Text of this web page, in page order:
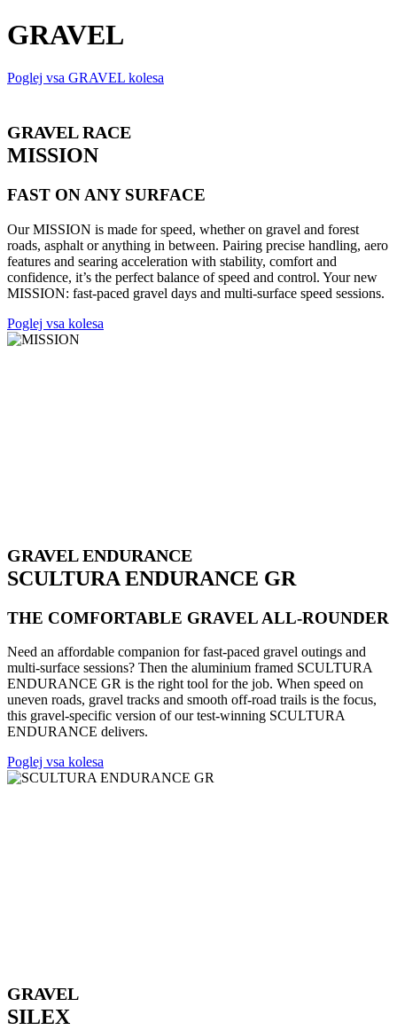
GRAVEL
Poglej vsa GRAVEL kolesa
GRAVEL RACE
MISSION
FAST ON ANY SURFACE
Our MISSION is made for speed, whether on gravel and forest
roads, asphalt or anything in between. Pairing precise handling, aero
features and searing acceleration with stability, comfort and
confidence, it’s the perfect balance of speed and control. Your new
MISSION: fast-paced gravel days and multi-surface speed sessions.
Poglej vsa kolesa
GRAVEL ENDURANCE
SCULTURA ENDURANCE GR
THE COMFORTABLE GRAVEL ALL-ROUNDER
Need an affordable companion for fast-paced gravel outings and
multi-surface sessions? Then the aluminium framed SCULTURA
ENDURANCE GR is the right tool for the job. When speed on
uneven roads, gravel tracks and smooth off-road trails is the focus,
this gravel-specific version of our test-winning SCULTURA
ENDURANCE delivers.
Poglej vsa kolesa
GRAVEL
SILEX